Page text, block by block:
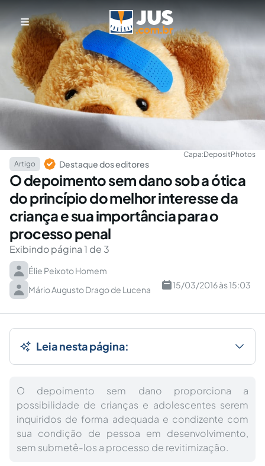
Capa:DepositPhotos
Artigo
Destaque dos editores
O depoimento sem dano sob a ótica
do princípio do melhor interesse da
criança e sua importância para o
processo penal
Exibindo página 1 de 3
Élie Peixoto Homem
Mário Augusto Drago de Lucena
15/03/2016 às 15:03
Leia nesta página:
O depoimento sem dano proporciona a
possibilidade de crianças e adolescentes serem
inquiridos de forma adequada e condizente com
sua condição de pessoa em desenvolvimento,
sem submetê-los a processo de revitimização.